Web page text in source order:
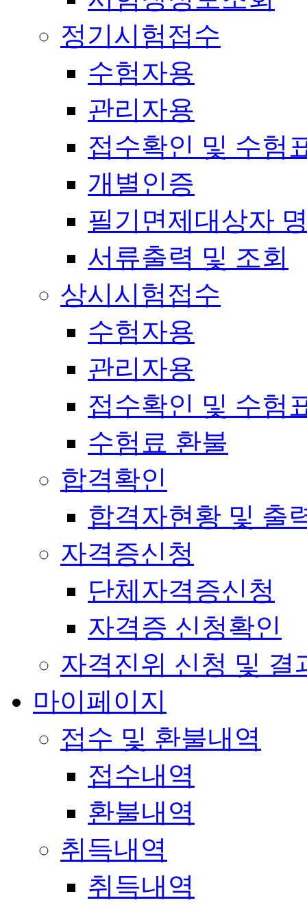
정기시험접수
수험자용
관리자용
접수확인 및 수험
개별인증
필기면제대상자
서류출력 및 조회
상시시험접수
수험자용
관리자용
접수확인 및 수험
수험료 환불
합격확인
합격자현황 및 출
자격증신청
단체자격증신청
자격증 신청확인
자격진위 신청 및 결
마이페이지
접수 및 환불내역
접수내역
환불내역
취득내역
취득내역